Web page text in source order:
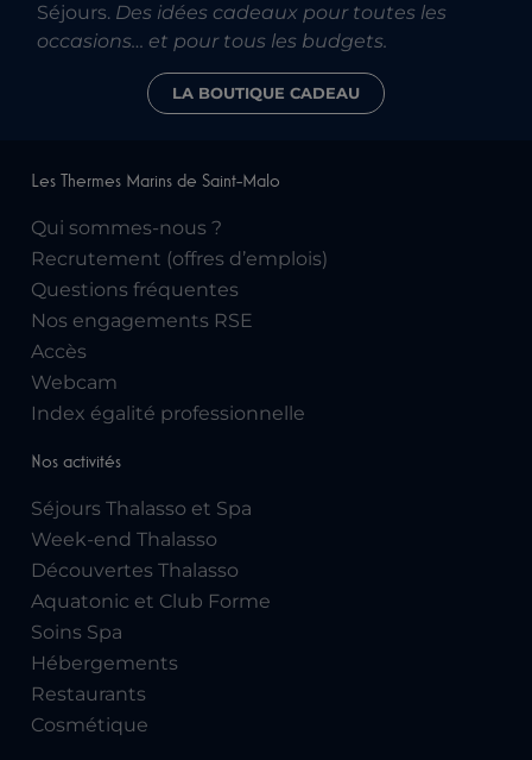
Séjours. Des idées cadeaux pour toutes les
occasions… et pour tous les budgets.
LA BOUTIQUE CADEAU
Les Thermes Marins de Saint-Malo
Qui sommes-nous ?
Recrutement (offres d’emplois)
Questions fréquentes
Nos engagements RSE
Accès
Webcam
Index égalité professionnelle
Nos activités
Séjours Thalasso et Spa
Week-end Thalasso
Découvertes Thalasso
Aquatonic et Club Forme
Soins Spa
Hébergements
Restaurants
Cosmétique